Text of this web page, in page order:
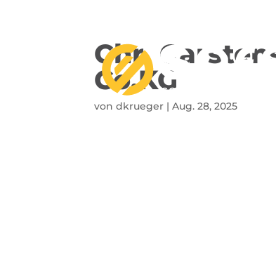
Chr.
Co.KG
vondkrueger |Aug. 28, 2025